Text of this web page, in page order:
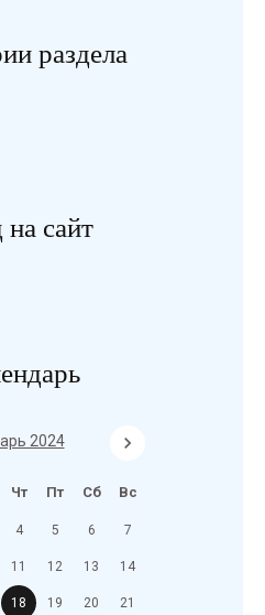
раздела
сайт
2024
Чт Пт Сб Вс
4 5 6 7
11 12 13 14
18 19 20 21